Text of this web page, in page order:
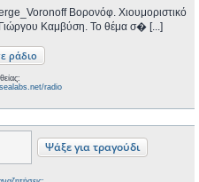
Βορονόφ. Χιουμοριστικό
Γιώργου Καμβύση. Το θέμα σ� [...]
radio